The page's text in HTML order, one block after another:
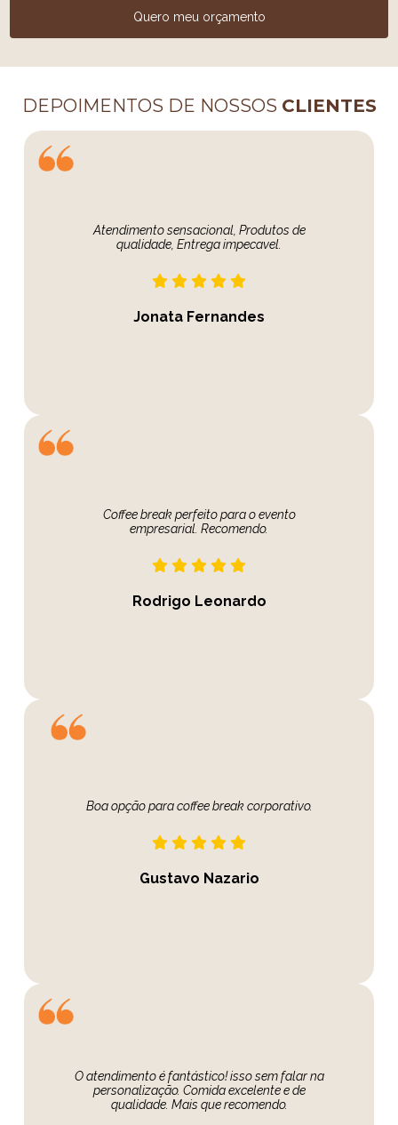
Quero meu orçamento
DEPOIMENTOS DE NOSSOS CLIENTES
Atendimento sensacional, Produtos de
qualidade, Entrega impecavel.
Jonata Fernandes
Coffee break perfeito para o evento
empresarial. Recomendo.
Rodrigo Leonardo
Boa opção para coffee break corporativo.
Gustavo Nazario
O atendimento é fantástico! isso sem falar na
personalização. Comida excelente e de
qualidade. Mais que recomendo.